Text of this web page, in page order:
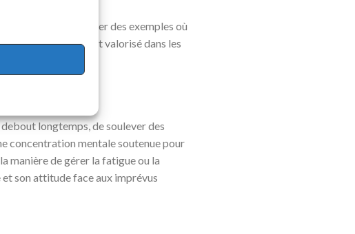
Le candidat peut citer des exemples où
Cet aspect est valorisé dans les
longtemps, de soulever des
concentration mentale soutenue pour
manière de gérer la fatigue ou la
et son attitude face aux imprévus